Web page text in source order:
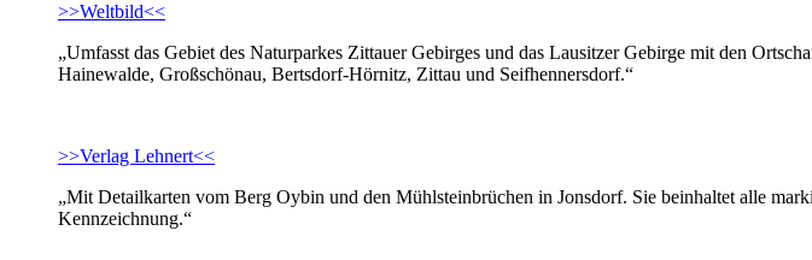
>>Weltbild<<
„Umfasst das Gebiet des Naturparkes Zittauer Gebirges und das Lausitzer Gebirge mit den
Hainewalde, Großschönau, Bertsdorf-Hörnitz, Zittau und Seifhennersdorf.“
>>Verlag Lehnert<<
„Mit Detailkarten vom Berg Oybin und den Mühlsteinbrüchen in Jonsdorf. Sie beinhaltet alle
Kennzeichnung.“